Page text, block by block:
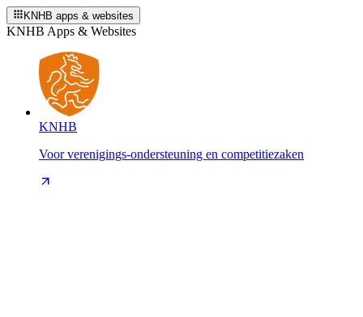
KNHB apps & websites
KNHB Apps & Websites
KNHB
Voor verenigings-ondersteuning en competitiezaken